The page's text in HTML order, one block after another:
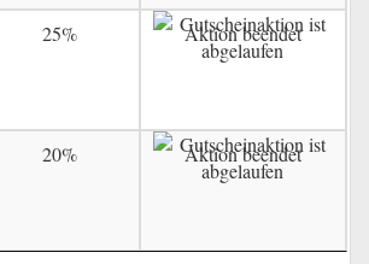
25% Aktion beendet
20% Aktion beendet